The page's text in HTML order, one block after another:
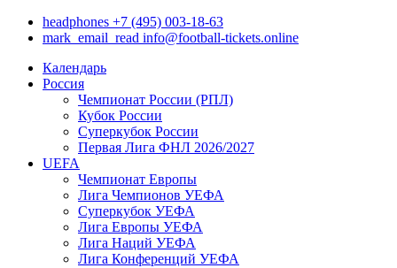
headphones +7 (495) 003-18-63
mark_email_read info@football-tickets.online
Календарь
Россия
Чемпионат России (РПЛ)
Кубок России
Суперкубок России
Первая Лига ФНЛ 2026/2027
UEFA
Чемпионат Европы
Лига Чемпионов УЕФА
Суперкубок УЕФА
Лига Европы УЕФА
Лига Наций УЕФА
Лига Конференций УЕФА